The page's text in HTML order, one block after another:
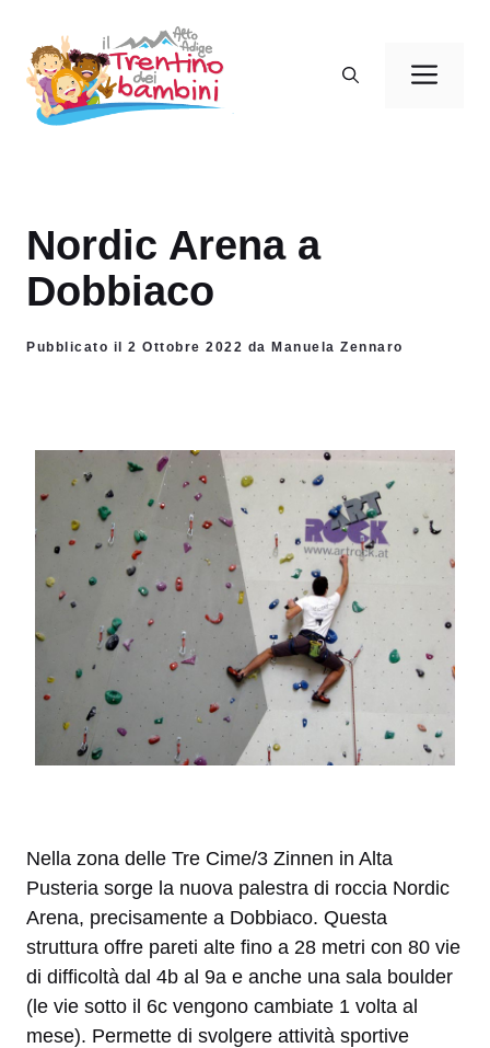
contenuto
Nordic Arena a
Dobbiaco
Pubblicato il 2 Ottobre 2022 da Manuela Zennaro
Nella zona delle Tre Cime/3 Zinnen in Alta
Pusteria sorge la nuova palestra di roccia Nordic
Arena, precisamente a Dobbiaco. Questa
struttura offre pareti alte fino a 28 metri con 80 vie
di difficoltà dal 4b al 9a e anche una sala boulder
(le vie sotto il 6c vengono cambiate 1 volta al
mese). Permette di svolgere attività sportive